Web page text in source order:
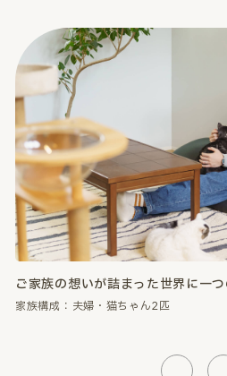
好きなものに囲まれて、心が満たさ
家族構成：夫婦・猫ちゃん2匹